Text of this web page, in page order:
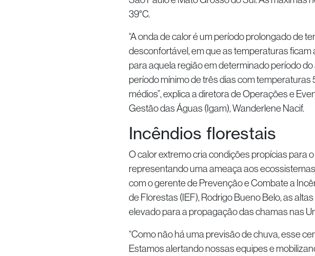
39°C.
“A onda de calor é um período prolongado de
desconfortável, em que as temperaturas
para aquela região em determinado período
período mínimo de três dias com temperaturas
médios”, explica a diretora de Operações e
Gestão das Águas (Igam), Wanderlene Nacif.
Incêndios florestais
O calor extremo cria condições propícias para
representando uma ameaça aos
com o gerente de Prevenção e Combate a
de Florestas (IEF), Rodrigo Bueno Belo, as
elevado para a propagação das chamas nas
“Como não há uma previsão de chuva, esse
Estamos alertando nossas equipes e